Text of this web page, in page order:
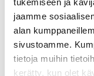
jaamme
alan
sivustoamme.
tietoja muihin
kerätty, kun olet